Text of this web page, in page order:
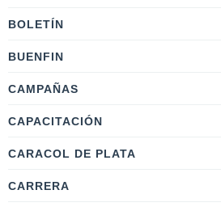
BOLETÍN
BUENFIN
CAMPAÑAS
CAPACITACIÓN
CARACOL DE PLATA
CARRERA